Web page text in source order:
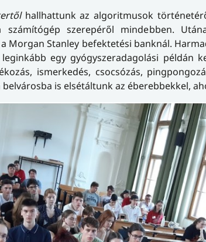
hallhattunk az algoritmusok
szerepéről mindebben.
Morgan Stanley befektetési banknál.
egy gyógyszeradagolási példán
ismerkedés, csocsózás,
is elsétáltunk az éberebbekkel,